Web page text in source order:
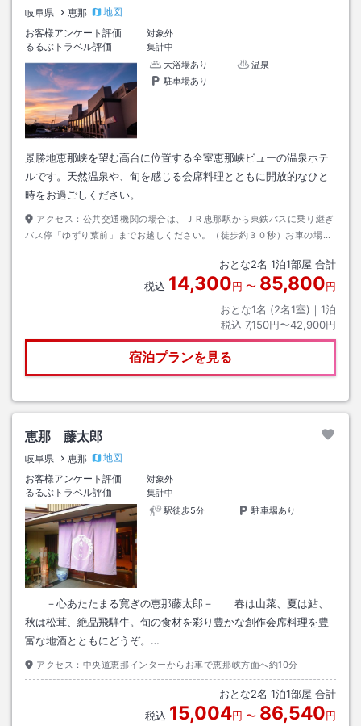
岐阜県 恵那
地図
お客様アンケート評価
対象外
るるぶトラベル評価
集計中
大浴場あり
温泉
駐車場あり
景勝地恵那峡を望む高台に位置する全室恵那峡ビューの温泉ホテ
ルです。天然温泉や、旬を感じる会席料理とともに開放的なひと
時をお過ごしください。
アクセス： 公共交通機関の場合は、ＪＲ恵那駅から東鉄バスに乗り継ぎ
バス停「ゆずり葉前」までお越しください。（徒歩約３０秒）お車の場合
は、恵那ＩＣもしくは中津川ＩＣから恵那峡方面へ約１０分で到着しま
おとな2名 1泊1部屋 合計
税込 14,300円 〜 85,800円
おとな1名 (2名1室)｜ 1泊
税込 7,150円〜42,900円
宿泊プランを見る
恵那 藤太郎
岐阜県 恵那
地図
お客様アンケート評価
対象外
るるぶトラベル評価
集計中
駅徒歩5分
駐車場あり
－心あたたまる寛ぎの恵那藤太郎－ 春は山菜、夏は鮎、
秋は松茸、絶品飛騨牛。旬の食材を彩り豊かな創作会席料理を豊
富な地酒とともにどうぞ。…
アクセス： 中央道恵那インターからお車で恵那峡方面へ約10分
おとな2名 1泊1部屋 合計
税込 15,004円 〜 86,540円